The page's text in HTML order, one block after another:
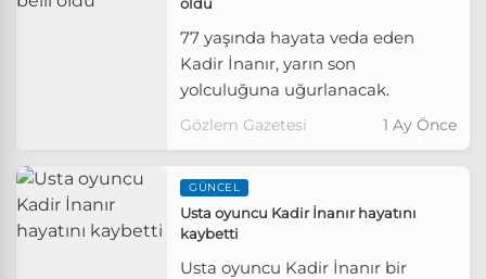
77 yaşında hayata veda eden
Kadir İnanır, yarın son
yolculuğuna uğurlanacak.
Gözlem Gazetesi 1 Ay Önce
GÜNCEL
Usta oyuncu Kadir İnanır hayatını
kaybetti
Usta oyuncu Kadir İnanır bir